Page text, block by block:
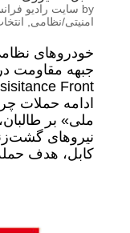
by سایت رادیو
امنیتی/نظامی
جبهه مقاومت
ادامه حملات
نیروهای
کابل، هدف